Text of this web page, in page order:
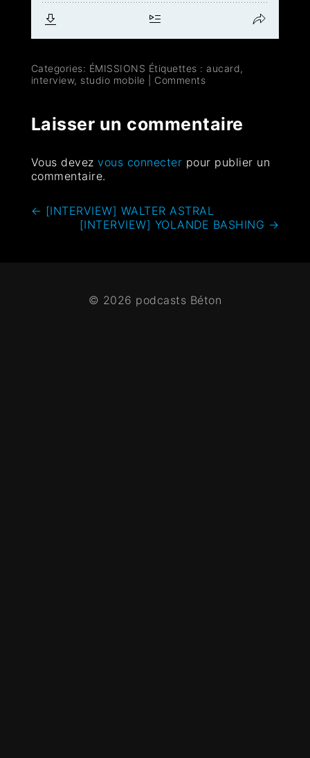
Categories: ÉMISSIONS Étiquettes : aucard,
interview, studio mobile Comments
Laisser un commentaire
Vous devezvous connecter pour publier un
commentaire.
← [INTERVIEW] WALTER ASTRAL
[INTERVIEW] YOLANDE BASHING →
© 2026 podcasts Béton